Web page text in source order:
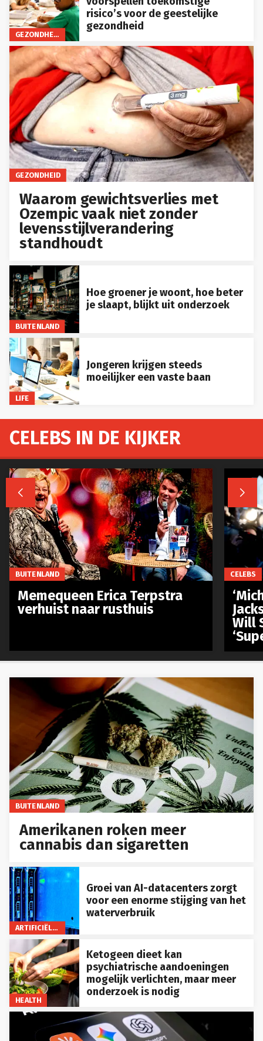
GEZONDHEID
risico’s voor de geestelijke
gezondheid
GEZONDHEID
Waarom gewichtsverlies met
Ozempic vaak niet zonder
levensstijlverandering
standhoudt
BUITENLAND
Hoe groener je woont, hoe beter
je slaapt, blijkt uit onderzoek
LIFE
Jongeren krijgen steeds
moeilijker een vaste baan
BUITENLAND
Amerikanen roken meer
cannabis dan sigaretten
ARTIFICIËLE INTELLIGENTIE
Groei van AI-datacenters zorgt
voor een enorme stijging van het
waterverbruik
HEALTH
Ketogeen dieet kan
psychiatrische aandoeningen
mogelijk verlichten, maar meer
onderzoek is nodig
CELEBS IN DE KIJKER
 
BUITENLAND
Memequeen Erica Terpstra
verhuist naar rusthuis
CELEBS
Will